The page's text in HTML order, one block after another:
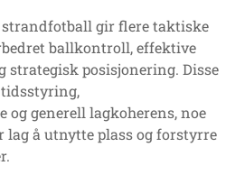
strandfotball gir flere taktiske
ballkontroll, effektive
strategisk posisjonering. Disse
generell lagkoherens, noe
lag å utnytte plass og forstyrre